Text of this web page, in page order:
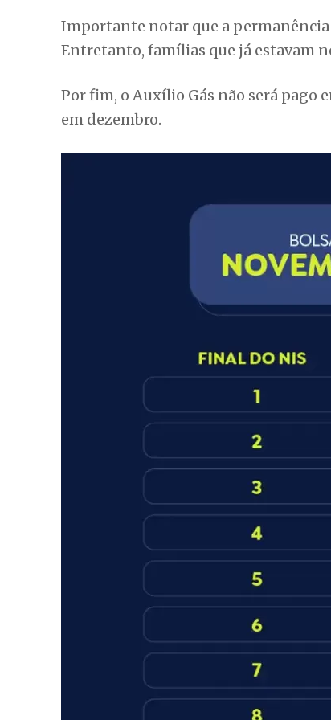
Importante notar que a
Entretanto, famílias que já estavam
Por fim, o Auxílio Gás não será pago
em dezembro.